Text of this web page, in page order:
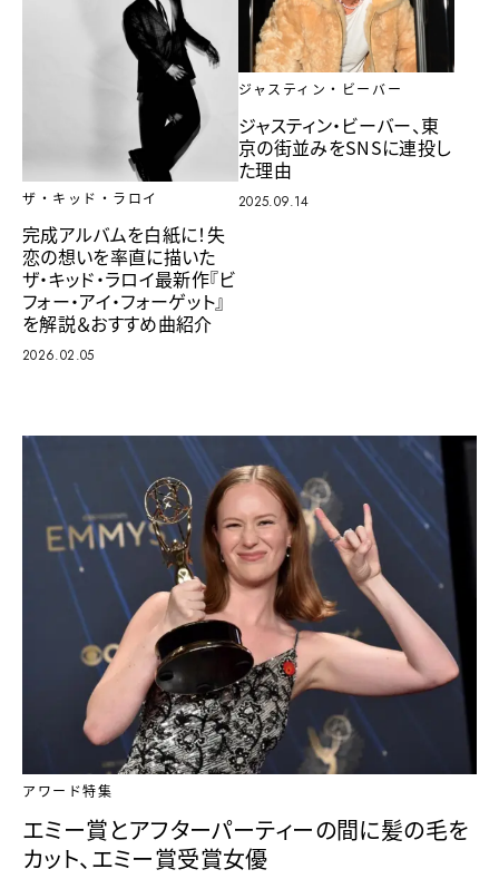
ザ・キッド・ラロイ
完成アルバムを白紙に！失
恋の想いを率直に描いた
ザ・キッド・ラロイ最新作『ビ
フォー・アイ・フォーゲット』
を解説＆おすすめ曲紹介
2026.02.05
ジャスティン・ビーバー
ジャスティン・ビーバー、東
京の街並みをSNSに連投し
た理由
2025.09.14
アワード特集
エミー賞とアフターパーティーの間に髪の毛を
カット、エミー賞受賞女優